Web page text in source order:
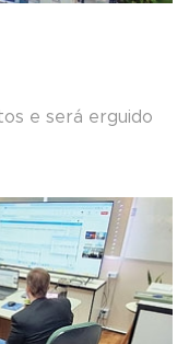
e será erguido